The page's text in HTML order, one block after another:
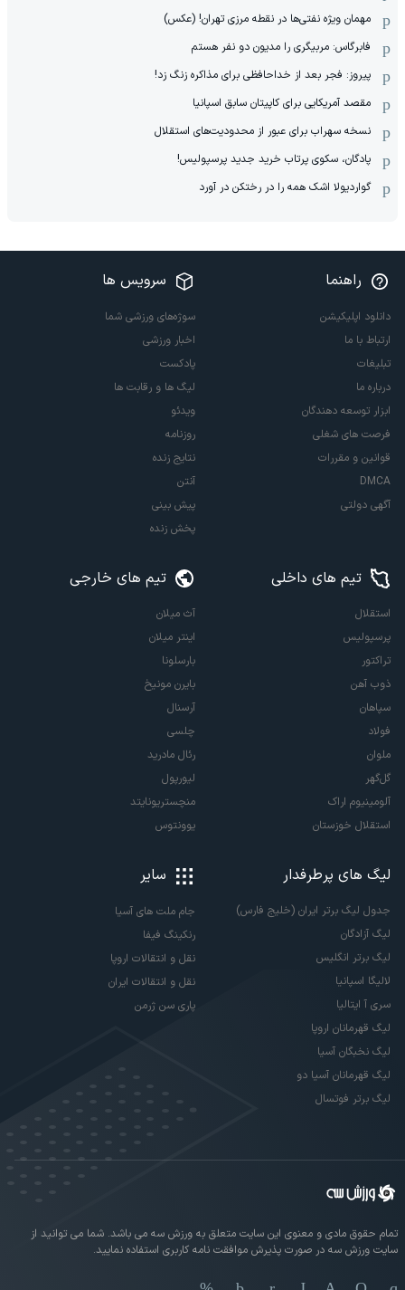
مهمان‌ ویژه نفتی‌ها در نقطه مرزی تهران! (عکس)
فابرگاس: مربیگری را مدیون دو نفر هستم
پیروز: فجر بعد از خداحافظی برای مذاکره زنگ زد!
مقصد آمریکایی برای کاپیتان سابق اسپانیا
نسخه سهراب برای عبور از محدودیت‌های استقلال
پادگان، سکوی پرتاب خرید جدید پرسپولیس!
گواردیولا اشک همه را در رختکن در آورد
راهنما
دانلود اپلیکیشن
ارتباط با ما
تبلیغات
درباره ما
ابزار توسعه دهندگان
فرصت های شغلی
قوانین و مقررات
DMCA
آگهی دولتی
سرویس ها
سوژه‌های ورزشی شما
اخبار ورزشی
پادکست
لیگ ها و رقابت ها
ویدئو
روزنامه
نتایج زنده
آنتن
پیش بینی
پخش زنده
تیم های داخلی
استقلال
پرسپولیس
تراکتور
ذوب آهن
سپاهان
فولاد
ملوان
گل‌گهر
آلومینیوم اراک
استقلال خوزستان
تیم های خارجی
آث میلان
اینتر میلان
بارسلونا
بایرن مونیخ
آرسنال
چلسی
رئال مادرید
لیورپول
منچستریونایتد
یوونتوس
لیگ های پرطرفدار
جدول لیگ برتر ایران (خلیج فارس)
لیگ آزادگان
لیگ برتر انگلیس
لالیگا اسپانیا
سری آ ایتالیا
لیگ قهرمانان اروپا
لیگ نخبگان آسیا
لیگ قهرمانان آسیا دو
لیگ برتر فوتسال
سایر
جام ملت های آسیا
رنکینگ فیفا
نقل و انتقالات اروپا
نقل و انتقالات ایران
پاری سن ژرمن
تمام حقوق مادی و معنوی این سایت متعلق به ورزش سه می باشد. شما می توانید از
سایت ورزش سه در صورت پذیرش موافقت نامه کاربری استفاده نمایید.